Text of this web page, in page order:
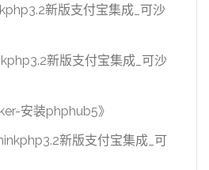
新版支付宝集成_可沙
新版支付宝集成_可沙
安装phphub5》
新版支付宝集成_可